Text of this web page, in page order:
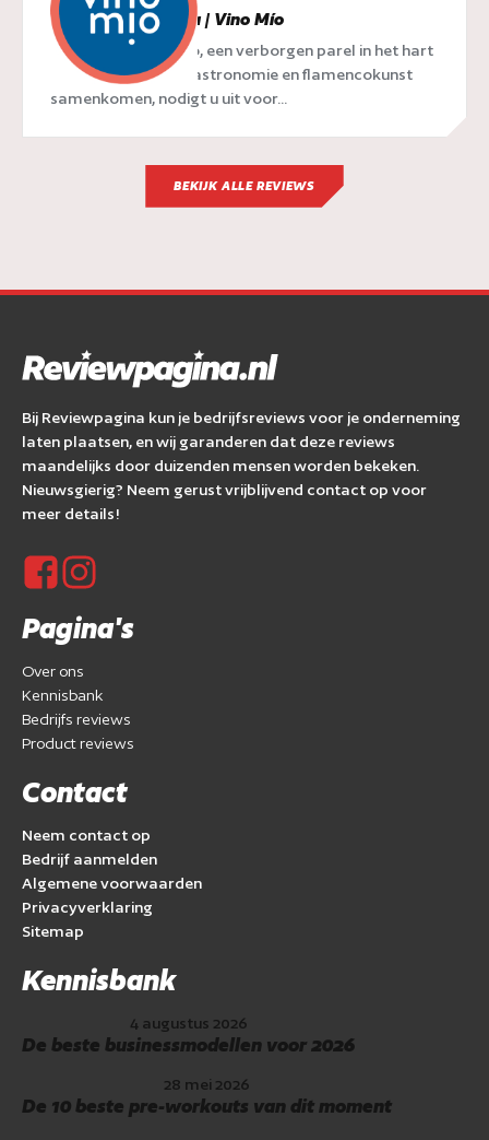
Restaurant Malaga | Vino Mío
Restaurant Vino Mío, een verborgen parel in het hart
van Málaga waar gastronomie en flamencokunst
samenkomen, nodigt u uit voor...
BEKIJK ALLE REVIEWS
Bij Reviewpagina kun je bedrijfsreviews voor je onderneming
laten plaatsen, en wij garanderen dat deze reviews
maandelijks door duizenden mensen worden bekeken.
Nieuwsgierig? Neem gerust vrijblijvend contact op voor
meer details!
Pagina's
Over ons
Kennisbank
Bedrijfs reviews
Product reviews
Contact
Neem contact op
Bedrijf aanmelden
Algemene voorwaarden
Privacyverklaring
Sitemap
Kennisbank
4 augustus 2026
De beste businessmodellen voor 2026
28 mei 2026
De 10 beste pre-workouts van dit moment